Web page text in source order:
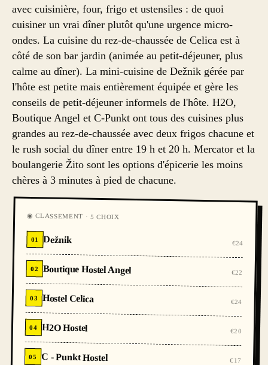
avec cuisinière, four, frigo et ustensiles : de quoi
cuisiner un vrai dîner plutôt qu'une urgence micro-
ondes. La cuisine du rez-de-chaussée de Celica est à
côté de son bar jardin (animée au petit-déjeuner, plus
calme au dîner). La mini-cuisine de Dežnik gérée par
l'hôte est petite mais entièrement équipée et gère les
conseils de petit-déjeuner informels de l'hôte. H2O,
Boutique Angel et C-Punkt ont tous des cuisines plus
grandes au rez-de-chaussée avec deux frigos chacune et
le rush social du dîner entre 19 h et 20 h. Mercator et la
boulangerie Žito sont les options d'épicerie les moins
chères à 3 minutes à pied de chacune.
◉ CLASSEMENT · 5 CHOIX
01 Dežnik €24
02 Boutique Hostel Angel €22
03 Hostel Celica €24
04 H2O Hostel €20
05 C - Punkt Hostel €17